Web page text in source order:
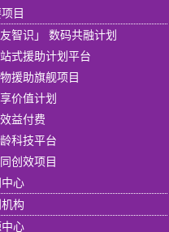
目
友智识」 数码共融计划
式援助计划平台
援助旗舰项目
价值计划
益付费
科技平台
创效项目
心
构
心